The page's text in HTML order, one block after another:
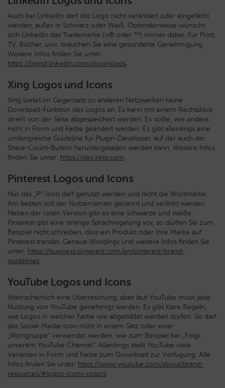
Auch bei LinkedIn darf das Logo nicht verändert oder eingefärbt
werden, außer in Schwarz oder Weiß. Optimalerweise wünscht
sich LinkedIn das Trademarke (=® oder ™) immer dabei. Für Print,
TV, Bücher, usw. brauchen Sie eine gesonderte Genehmigung.
Weitere Infos finden Sie unter:
https://brand.linkedin.com/downloads.
Xing Logos und Icons
Xing bietet im Gegensatz zu anderen Netzwerken keine
Download-Funktion des Logos an. Es kann mit einem Rechtsklick
direkt von der Seite abgespeichert werden. Es sollte, wie andere
nicht in Form und Farbe geändert werden. Es gibt allerdings eine
umfangreiche Guideline für Plugin-Developer, auf der auch der
Share-Count-Button heruntergeladen werden kann. Weitere Infos
finden Sie unter: https://dev.xing.com.
Pinterest Logos und Icons
Nur das „P“-Icon darf genutzt werden und nicht die Wortmarke.
Am besten soll der Nutzernamen genannt und verlinkt werden.
Neben der roten Version gibt es eine schwarze und weiße.
Pinterest gibt eine strenge Sprachregelung vor, so dürfen Sie zum
Beispiel nicht schreiben, dass ein Produkt oder Ihre Marke auf
Pinterest trendet. Genaue Wordings und weitere Infos finden Sie
unter: https://business.pinterest.com/en/pinterest-brand-
guidelines.
YouTube Logos und Icons
Wahrscheinlich eine Überraschung, aber laut YouTube muss jede
Nutzung von YouTube genehmigt werden. Es gibt klare Regeln,
wie Logos in welcher Farbe wie abgebildet werden dürfen. So darf
das Social-Media-Icon nicht in einem Satz oder einer
„Wortgruppe“ verwendet werden, wie zum Beispiel bei „Folgt
unserem YouTube Channel.“ Allerdings stellt YouTube viele
Varianten in Form und Farbe zum Download zur Verfügung. Alle
Infos finden Sie unter: https://www.youtube.com/about/brand-
resources/#logos-icons-colors.